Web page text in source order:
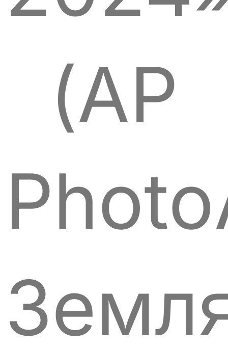
(AP